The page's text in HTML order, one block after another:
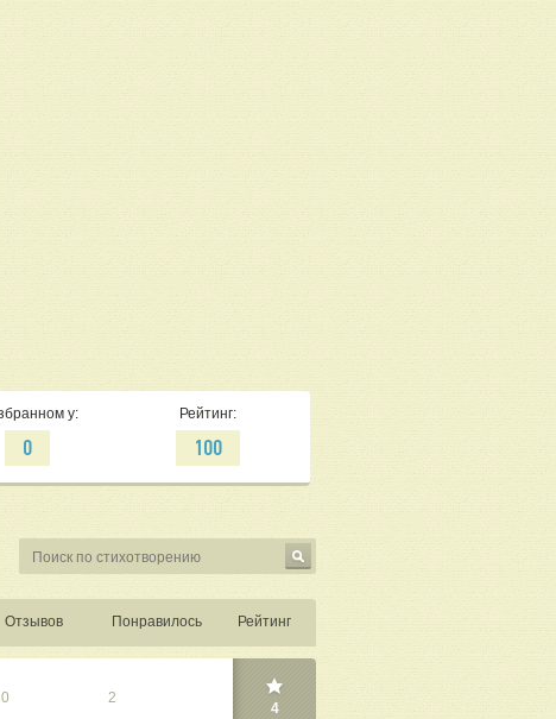
у:
0
Рейтинг:
100
Отзывов Понравилось Рейтинг
0 2
4